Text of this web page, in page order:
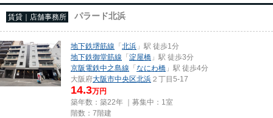
賃貸｜店舗事務所 パラード北浜
地下鉄堺筋線 「北浜 」駅 徒歩1分
地下鉄御堂筋線 「淀屋橋 」駅 徒歩3分
京阪電鉄中之島線 「なにわ橋 」駅 徒歩4分
大阪府大阪市中央区北浜 ２丁目5-17
14.3万円
築年数：築22年 ｜募集中： 1室
階数：7階建